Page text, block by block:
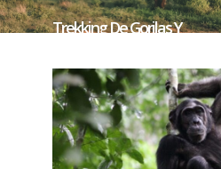
Trekking De Gorilas Y
Chimpancés En Uganda